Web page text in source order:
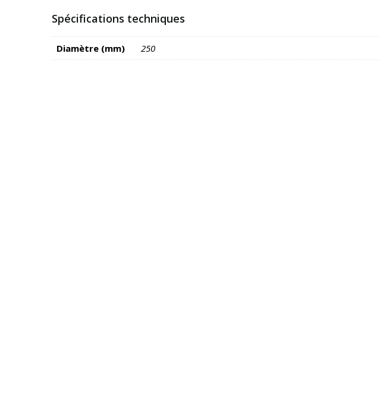
Spécifications techniques
Diamètre (mm) 250